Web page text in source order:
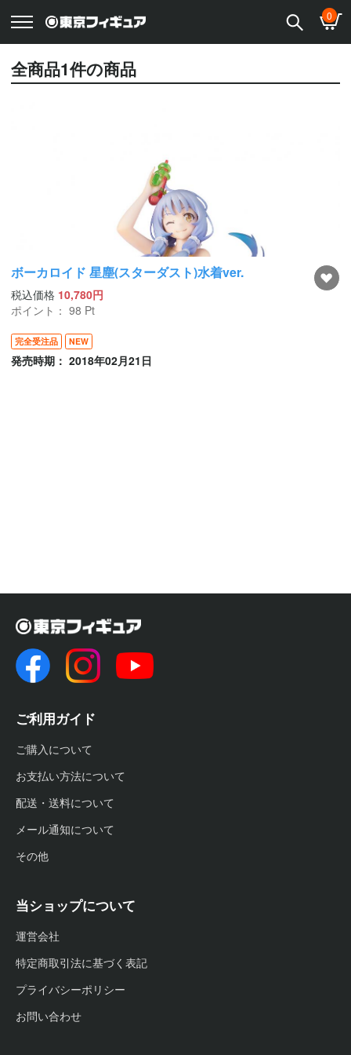
0
全商品1件の商品
ボーカロイド 星塵(スターダスト)水着ver.
税込価格 10,780円
ポイント： 98 Pt
完全受注品 NEW
発売時期： 2018年02月21日
ご利用ガイド
ご購入について
お支払い方法について
配送・送料について
メール通知について
その他
当ショップについて
運営会社
特定商取引法に基づく表記
プライバシーポリシー
お問い合わせ